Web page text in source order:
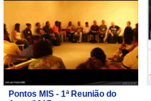
Pontos MIS - 1ª Reunião do